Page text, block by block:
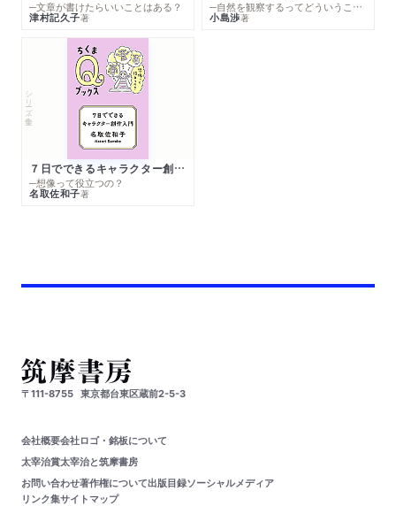
─文章が書けたらいいことはある？
津村記久子著
─自然を観察するってどういうこと？
小島渉著
シリーズ・全集
７日でできるキャラクター創作入門
─想像って役立つの？
名取佐和子著
〒111-8755 東京都台東区蔵前2-5-3
会社概要会社ロゴ・銘板について
太宰治賞太宰治と筑摩書房
お問い合わせ著作権について出版目録ソーシャルメディア
リンク集サイトマップ